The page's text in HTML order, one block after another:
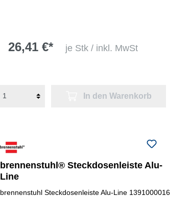
26,41 €* je Stk / inkl. MwSt
In den Warenkorb
brennenstuhl® Steckdosenleiste Alu-
Line
brennenstuhl Steckdosenleiste Alu-Line 1391000016